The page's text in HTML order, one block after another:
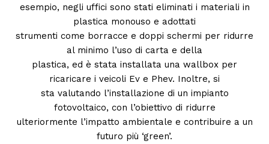
esempio, negli uffici sono stati eliminati i materiali in
plastica monouso e adottati
strumenti come borracce e doppi schermi per ridurre
al minimo l’uso di carta e della
plastica, ed è stata installata una wallbox per
ricaricare i veicoli Ev e Phev. Inoltre, si
sta valutando l’installazione di un impianto
fotovoltaico, con l’obiettivo di ridurre
ulteriormente l’impatto ambientale e contribuire a un
futuro più ‘green’.